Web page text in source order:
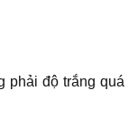
phải độ trắng quá